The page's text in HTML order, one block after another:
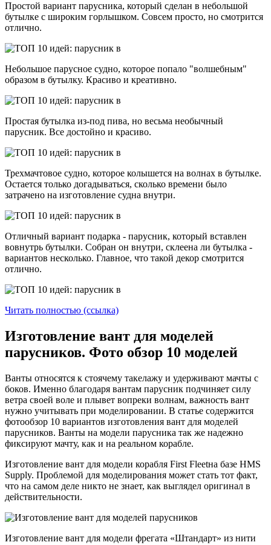
Простой вариант парусника, который сделан в небольшой
бутылке с широким горлышком. Совсем просто, но смотрится
отлично.
Небольшое парусное судно, которое попало "волшебным"
образом в бутылку. Красиво и креативно.
Простая бутылка из-под пива, но весьма необычный
парусник. Все достойно и красиво.
Трехмачтовое судно, которое колышется на волнах в бутылке.
Остается только догадываться, сколько времени было
затрачено на изготовление судна внутри.
Отличный вариант подарка - парусник, который вставлен
вовнутрь бутылки. Собран он внутри, склеена ли бутылка -
вариантов несколько. Главное, что такой декор смотрится
отлично.
Читать полностью (ссылка)
Изготовление вант для моделей
парусников. Фото обзор 10 моделей
Ванты относятся к стоячему такелажу и удерживают мачты с
боков. Именно благодаря вантам парусник подчиняет силу
ветра своей воле и плывет вопреки волнам, важность вант
нужно учитывать при моделировании. В статье содержится
фотообзор 10 вариантов изготовления вант для моделей
парусников. Ванты на модели парусника так же надежно
фиксируют мачту, как и на реальном корабле.
Изготовление вант для модели корабля First Fleetна базе HMS
Supply. Проблемой для моделирования может стать тот факт,
что на самом деле никто не знает, как выглядел оригинал в
действительности.
Изготовление вант для модели фрегата «Штандарт» из нити